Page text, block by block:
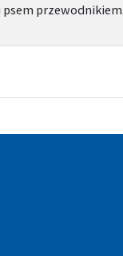
psem przewodnikiem.